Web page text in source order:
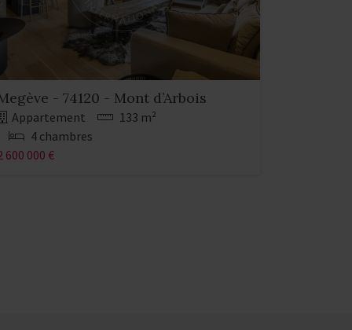
- 74120 - Mont d’Arbois
Appartement
133 m²
4 chambres
600 000 €